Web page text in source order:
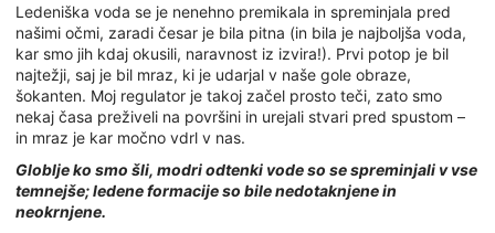
Ledeniška voda se je nenehno premikala in spreminjala pred
našimi očmi, zaradi česar je bila pitna (in bila je najboljša voda,
kar smo jih kdaj okusili, naravnost iz izvira!). Prvi potop je bil
najtežji, saj je bil mraz, ki je udarjal v naše gole obraze,
šokanten. Moj regulator je takoj začel prosto teči, zato smo
nekaj časa preživeli na površini in urejali stvari pred spustom –
in mraz je kar močno vdrl v nas.
Globlje ko smo šli, modri odtenki vode so se spreminjali v vse
temnejše; ledene formacije so bile nedotaknjene in
neokrnjene.